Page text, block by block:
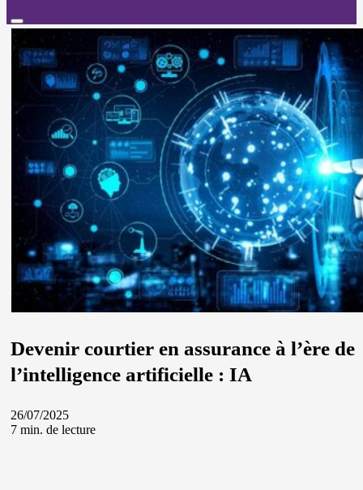
Devenir courtier en assurance à l’ère de
l’intelligence artificielle : IA
26/07/2025
7 min. de lecture